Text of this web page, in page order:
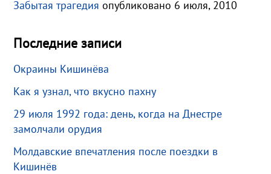
Забытая трагедия опубликовано 6 июля, 2010
Последние записи
Окраины Кишинёва
Как я узнал, что вкусно пахну
29 июля 1992 года: день, когда на Днестре
замолчали орудия
Молдавские впечатления после поездки в
Кишинёв